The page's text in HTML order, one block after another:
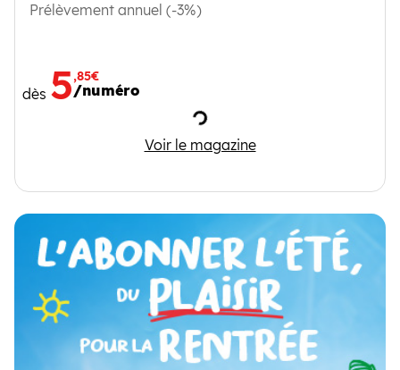
Prélèvement annuel (-3%)
dès 5,85€
/numéro
Chargement
Voir le magazineLes Sisters le MAG